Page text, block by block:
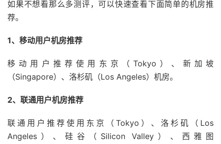
如果不想看那么多测评，可以快速查看下面简单的机房推
荐。
1、移动用户机房推荐
移动用户推荐使用东京（Tokyo）、新加坡
（Singapore）、洛杉矶（Los Angeles）机房。
2、联通用户机房推荐
联通用户推荐使用东京（Tokyo）、洛杉矶（Los
Angeles）、硅谷（Silicon Valley）、西雅图